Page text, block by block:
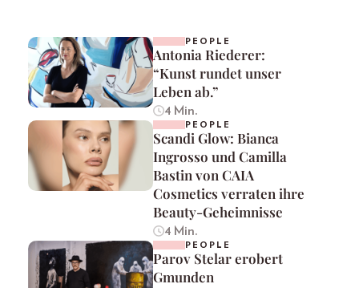
PEOPLE
Antonia Riederer:
“Kunst rundet unser
Leben ab.”
4 Min.
PEOPLE
Scandi Glow: Bianca
Ingrosso und Camilla
Bastin von CAIA
Cosmetics verraten ihre
Beauty-Geheimnisse
4 Min.
PEOPLE
Parov Stelar erobert
Gmunden